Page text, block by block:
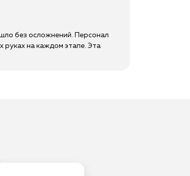
без осложнений. Персонал
руках на каждом этапе. Эта